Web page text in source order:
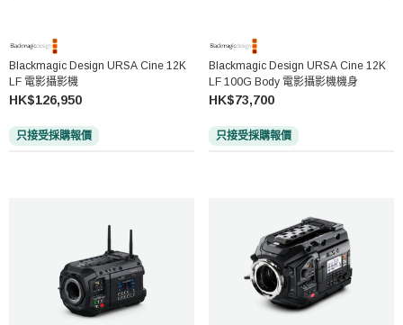
Blackmagic Design URSA Cine 12K
LF 電影攝影機
HK$126,950
只接受採購報價
Blackmagic Design URSA Cine 12K
LF 100G Body 電影攝影機機身
HK$73,700
只接受採購報價